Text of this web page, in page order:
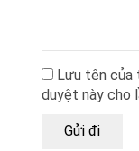
Lưu tên của
duyệt này cho